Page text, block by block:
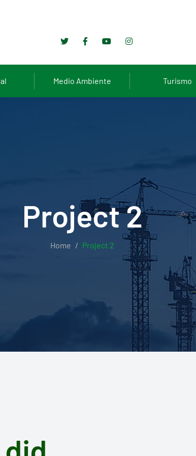
Medio Ambiente Turismo
Project 2
Home Project 2